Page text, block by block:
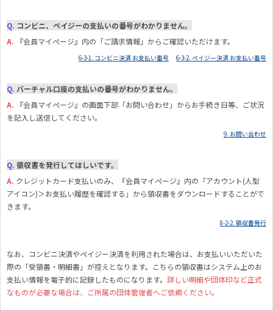
Q. コンビニ、ペイジーの支払いの番号がわかりません。
A. 『会員マイページ』内の「ご請求情報」からご確認いただけます。
6-3-1. コンビニ決済 お支払い番号 6-3-2. ペイジー決済 お支払い番号
Q. バーチャル口座の支払いの番号がわかりません。
A. 『会員マイページ』の画面下部「お問い合わせ」からお手続き日等、ご状況
を記入し送信してください。
9. お問い合わせ
Q. 領収書を発行してほしいです。
A. クレジットカード支払いのみ、『会員マイページ』内の「アカウント(人型
アイコン)＞お支払い履歴を確認する」から領収書をダウンロードすることがで
きます。
8-2-2. 領収書発行
なお、コンビニ決済やペイジー決済を利用された場合は、お支払いいただいた
際の「受領書・明細書」が控えとなります。こちらの領収書はシステム上のお
支払い情報を電子的に記録したものになります。 詳しい明細や団体印など正式
なものが必要な場合は、ご所属の団体管理者へご依頼ください。